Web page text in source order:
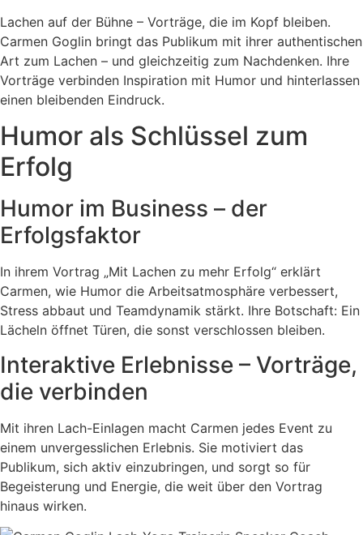
Lachen auf der Bühne – Vorträge, die im Kopf bleiben.
Carmen Goglin bringt das Publikum mit ihrer authentischen
Art zum Lachen – und gleichzeitig zum Nachdenken. Ihre
Vorträge verbinden Inspiration mit Humor und hinterlassen
einen bleibenden Eindruck.
Humor als Schlüssel zum
Erfolg
Humor im Business – der
Erfolgsfaktor
In ihrem Vortrag „Mit Lachen zu mehr Erfolg“ erklärt
Carmen, wie Humor die Arbeitsatmosphäre verbessert,
Stress abbaut und Teamdynamik stärkt. Ihre Botschaft: Ein
Lächeln öffnet Türen, die sonst verschlossen bleiben.
Interaktive Erlebnisse – Vorträge,
die verbinden
Mit ihren Lach-Einlagen macht Carmen jedes Event zu
einem unvergesslichen Erlebnis. Sie motiviert das
Publikum, sich aktiv einzubringen, und sorgt so für
Begeisterung und Energie, die weit über den Vortrag
hinaus wirken.